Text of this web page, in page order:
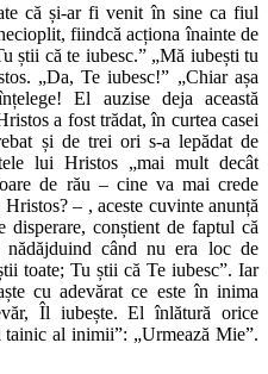
că și-ar fi venit în sine ca fiul
fiindcă acționa înainte de
știi că te iubesc.” „Mă iubești tu
„Da, Te iubesc!” „Chiar așa
El auzise deja această
a fost trădat, în curtea casei
și de trei ori s-a lepădat de
lui Hristos „mai mult decât
de rău – cine va mai crede
– , aceste cuvinte anunță
disperare, conștient de faptul că
când nu era loc de
toate; Tu știi că Te iubesc”. Iar
cu adevărat ce este în inima
Îl iubește. El înlătură orice
tainic al inimii”: „Urmează Mie”.